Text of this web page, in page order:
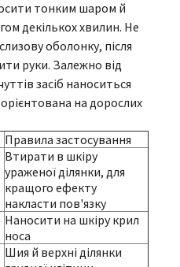
тонким шаром й
декількох хвилин. Не
оболонку, після
руки. Залежно від
засіб наноситься
орієнтована на дорослих
Правила застосування
Втирати в шкіру
ураженої ділянки, для
кращого ефекту
накласти пов'язку
Наносити на шкіру крил
носа
Шия й верхні ділянки